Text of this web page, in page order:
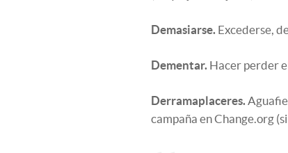
Demasiarse. Excederse,
Dementar. Hacer perder
Derramaplaceres.
campaña en Change.org